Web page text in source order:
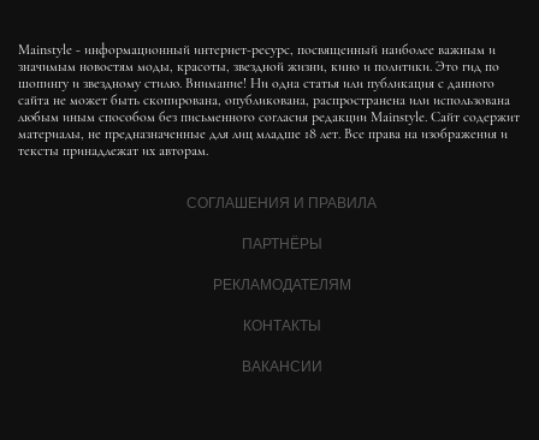
Mainstyle - информационный интернет-ресурс, посвященный наиболее важным и
значимым новостям моды, красоты, звездной жизни, кино и политики. Это гид по
шопингу и звездному стилю. Внимание! Ни одна статья или публикация с данного
сайта не может быть скопирована, опубликована, распространена или использована
любым иным способом без письменного согласия редакции Mainstyle. Сайт содержит
материалы, не предназначенные для лиц младше 18 лет. Все права на изображения и
тексты принадлежат их авторам.
СОГЛАШЕНИЯ И ПРАВИЛА
ПАРТНЁРЫ
РЕКЛАМОДАТЕЛЯМ
КОНТАКТЫ
ВАКАНСИИ